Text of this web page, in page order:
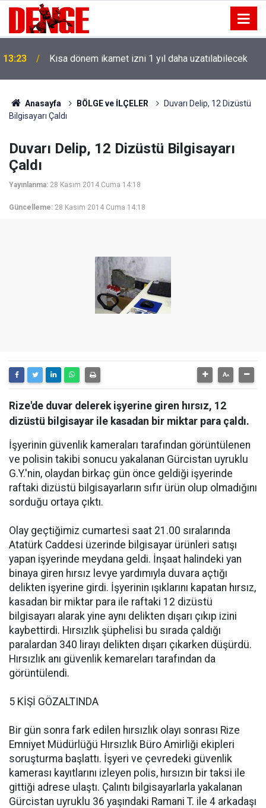
13:23 Kısa dönem ikamet izni 1 yıl daha uzatılabilecek
Anasayfa BÖLGE ve İLÇELER
Duvarı Delip, 12 Dizüstü
Bilgisayarı Çaldı
Duvarı Delip, 12 Dizüstü Bilgisayarı
Çaldı
Yayınlanma: 28 Kasım 2014 Cuma 14:18
Güncelleme: 28 Kasım 2014 Cuma 14:18
Rize'de duvar delerek işyerine giren hırsız, 12
dizüstü bilgisayar ile kasadan bir miktar para çaldı.
İşyerinin güvenlik kameraları tarafından görüntülenen
ve polisin takibi sonucu yakalanan Gürcistan uyruklu
G.Y.'nin, olaydan birkaç gün önce geldiği işyerinde
raftaki dizüstü bilgisayarların sıfır ürün olup olmadığını
sorduğu ortaya çıktı.
Olay geçtiğimiz cumartesi saat 21.00 sıralarında
Atatürk Caddesi üzerinde bilgisayar ürünleri satışı
yapan işyerinde meydana geldi. İnşaat halindeki yan
binaya giren hırsız levye yardımıyla duvara açtığı
delikten işyerine girdi. İşyerinin ışıklarını kapatan hırsız,
kasadan bir miktar para ile raftaki 12 dizüstü
bilgisayarı alarak yine aynı delikten dışarı çıkıp izini
kaybettirdi. Hırsızlık şüphelisi bu sırada çaldığı
paralardan 340 lirayı delikten dışarı çıkarken düşürdü.
Hırsızlık anı güvenlik kemareları tarafından da
görüntülendi.
5 KİŞİ GÖZALTINDA
Bir gün sonra fark edilen hırsızlık olayı sonrası Rize
Emniyet Müdürlüğü Hırsızlık Büro Amirliği ekipleri
soruşturma başlattı. İşyeri ve çevredeki güvenlik
kamerası kayıtlarını izleyen polis, hırsızın bir taksi ile
gittiği adrese ulaştı. Çalıntı bilgisayarlarla yakalanan
Gürcistan uyruklu 36 yaşındaki Ramani T. ile 4 arkadaşı